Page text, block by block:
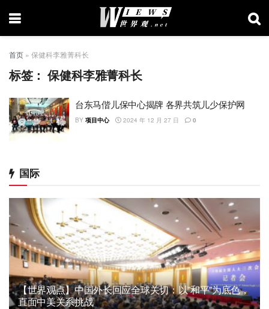
首页 » 保健科李雅菁科长
标签：保健科李雅菁科长
台东马偕儿保中心揭牌 各界共筑儿少保护网
BY 项目中心 2024 年 12 月 27 日 0
国际
【世界观点】中国外长回应全球关切：以”和平”为底色，
直面中美关系挑战